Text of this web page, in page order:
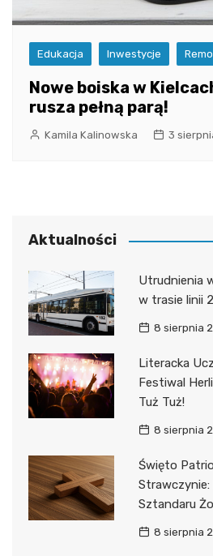
Edukacja Inwestycje
Nowe boiska w
rusza pełną parą!
Kamila Kalinowska 3
Aktualności
Utrudnienia
w trasie linii
8 sierpnia
Literacka
Festiwal
Tuż Tuż!
8 sierpnia
Święto
Strawczynie:
Sztandaru
8 sierpnia